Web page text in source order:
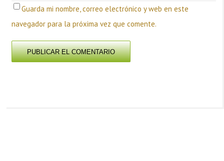
Guarda mi nombre, correo electrónico y web en este
navegador para la próxima vez que comente.